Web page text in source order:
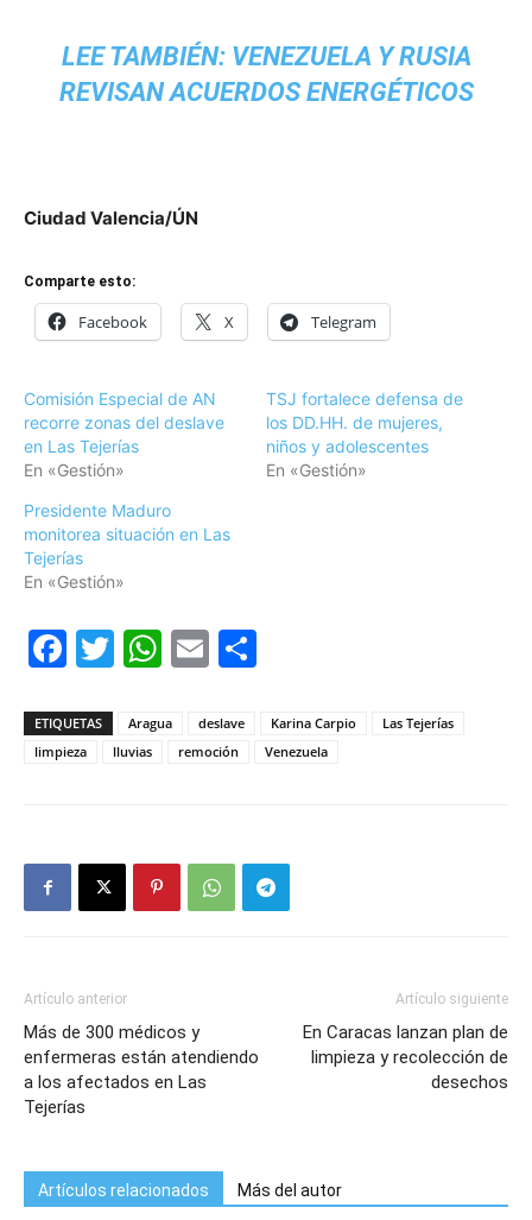
LEE TAMBIÉN: VENEZUELA Y RUSIA
REVISAN ACUERDOS ENERGÉTICOS
Ciudad Valencia/ÚN
Comparte esto:
Facebook X Telegram
Comisión Especial de AN
recorre zonas del deslave
en Las Tejerías
En «Gestión»
TSJ fortalece defensa de
los DD.HH. de mujeres,
niños y adolescentes
En «Gestión»
Presidente Maduro
monitorea situación en Las
Tejerías
En «Gestión»
Facebook
Twitter
WhatsApp
Email
ETIQUETAS Aragua deslave Karina Carpio
Las Tejerías
limpieza
lluvias remoción Venezuela
Artículo anterior
Más de 300 médicos y
enfermeras están atendiendo
a los afectados en Las
Tejerías
Artículo siguiente
En Caracas lanzan plan de
limpieza y recolección de
desechos
Artículos relacionados Más del autor